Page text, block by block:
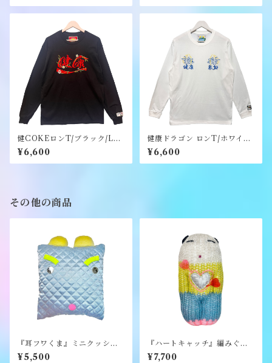
ー）》
ー）》
健COKEロンT/ブラック/Lサ
イズ/ステッカーのノベルティ
ー付き《健康（ヘルシー）》
¥6,600
健康ドラゴン ロンT/ホワイト/
Lサイズ /ステッカーのノベル
ティー付き《健康（ヘルシ
ー）》
¥6,600
その他の商品
『耳フワくま』ミニクッショ
ン《むくり》
¥5,500
『ハートキャッチ』編みぐる
み《むくり》
¥7,700